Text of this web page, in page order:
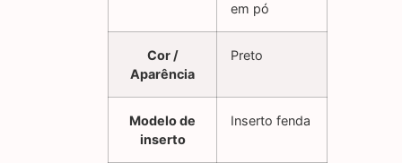
em pó
Cor /
Aparência
Preto
Modelo de
inserto
Inserto fenda